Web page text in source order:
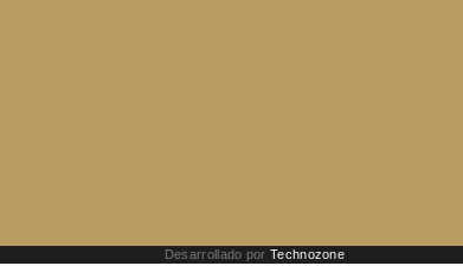
Desarrollado por Technozone